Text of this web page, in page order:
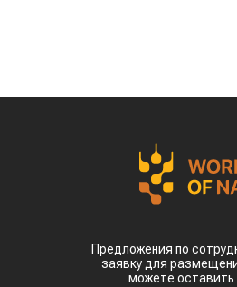
Предложения по
заявку для
можете оставить